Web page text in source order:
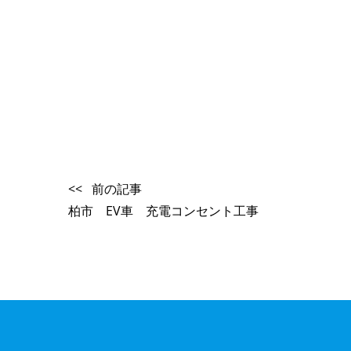
<< 前の記事
柏市 EV車 充電コンセント工事